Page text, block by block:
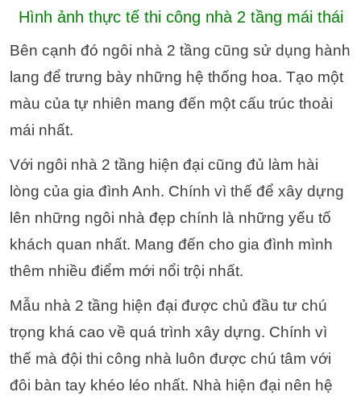
Hình ảnh thực tế thi công nhà 2 tầng mái thái
Bên cạnh đó ngôi nhà 2 tầng cũng sử dụng hành
lang để trưng bày những hệ thống hoa. Tạo một
màu của tự nhiên mang đến một cấu trúc thoải
mái nhất.
Với ngôi nhà 2 tầng hiện đại cũng đủ làm hài
lòng của gia đình Anh. Chính vì thế để xây dựng
lên những ngôi nhà đẹp chính là những yếu tố
khách quan nhất. Mang đến cho gia đình mình
thêm nhiều điểm mới nổi trội nhất.
Mẫu nhà 2 tầng hiện đại được chủ đầu tư chú
trọng khá cao về quá trình xây dựng. Chính vì
thế mà đội thi công nhà luôn được chú tâm với
đôi bàn tay khéo léo nhất. Nhà hiện đại nên hệ